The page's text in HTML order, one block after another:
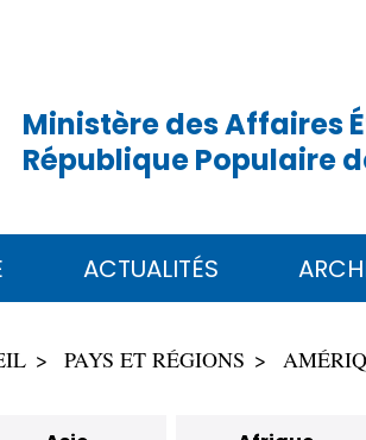
Ministère des Affaires
République Populaire
ACTUALITÉS
PAYS ET RÉGIONS